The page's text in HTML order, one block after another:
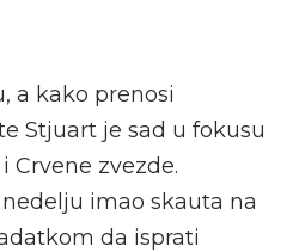
a kako prenosi
Stjuart je sad u fokusu
Crvene zvezde.
imao skauta na
da isprati